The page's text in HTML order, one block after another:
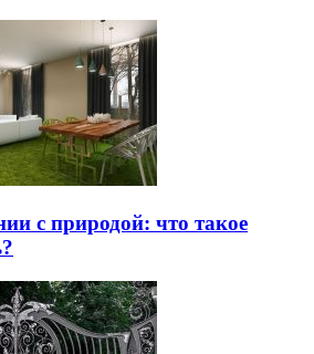
с природой: что такое